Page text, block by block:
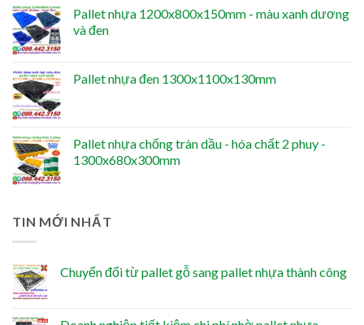
Pallet nhựa 1200x800x150mm - màu xanh dương
và đen
Pallet nhựa đen 1300x1100x130mm
Pallet nhựa chống tràn dầu - hóa chất 2 phuy -
1300x680x300mm
TIN MỚI NHẤT
Chuyển đổi từ pallet gỗ sang pallet nhựa thành công